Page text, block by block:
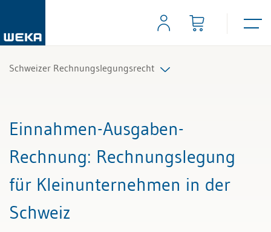
Schweizer Rechnungslegungsrecht
Alle Fachexperten
Einnahmen-Ausgaben-
Rechnung: Rechnungslegung
für Kleinunternehmen in der
Schweiz